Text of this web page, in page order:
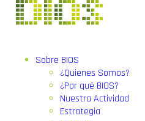
Sobre BIOS
¿Quienes Somos?
¿Por qué BIOS?
Nuestra Actividad
Estrategia